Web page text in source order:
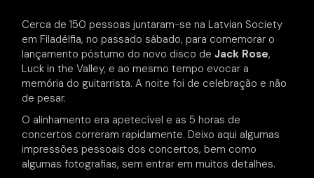
Cerca de 150 pessoas juntaram-se na Latvian Society
em Filadélfia, no passado sábado, para comemorar o
lançamento póstumo do novo disco deJack Rose,
Luck in the Valley, e ao mesmo tempo evocar a
memória do guitarrista. A noite foi de celebração e não
de pesar.
O alinhamento era apetecível e as 5 horas de
concertos correram rapidamente. Deixo aqui algumas
impressões pessoais dos concertos, bem como
algumas fotografias, sem entrar em muitos detalhes.